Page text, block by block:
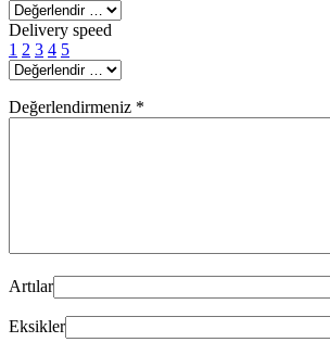
Delivery speed
1 2 3 4 5
Değerlendirmeniz *
Artılar
Eksikler